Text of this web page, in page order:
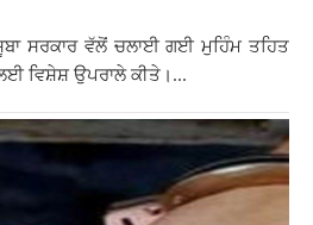
ਸਰਕਾਰ ਵੱਲੋਂ ਚਲਾਈ ਗਈ ਮੁਹਿੰਮ ਤਹਿਤ
ਵਿਸ਼ੇਸ਼ ਉਪਰਾਲੇ ਕੀਤੇ।...